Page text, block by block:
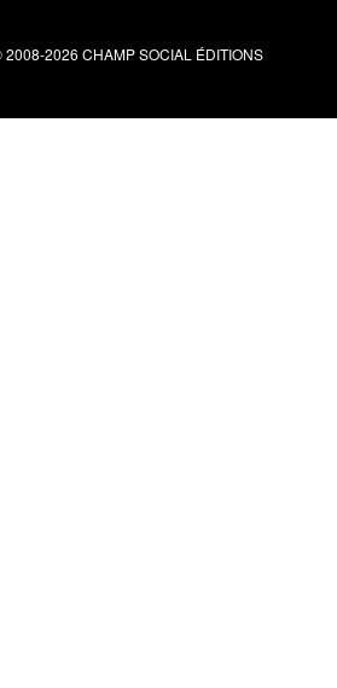
2008-2026 CHAMP SOCIAL ÉDITIONS